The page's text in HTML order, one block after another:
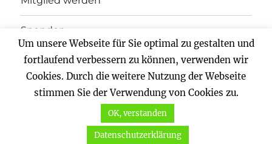
Spenden
Impressum
Datenschutz
Mit Stolz präsentiert von WordPress
Um unsere Webseite für Sie optimal zu gestalten und
fortlaufend verbessern zu können, verwenden wir
Cookies. Durch die weitere Nutzung der Webseite
stimmen Sie der Verwendung von Cookies zu.
OK, verstanden
Datenschutzerklärung